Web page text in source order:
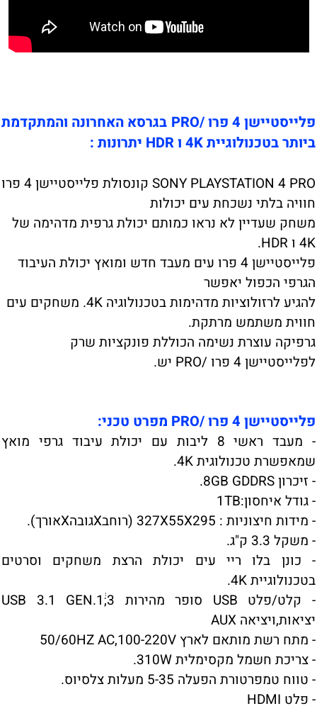
פלייסטיישן 4 פרו /PRO בגרסא האחרונה והמתקדמת
ביותר בטכנולוגיית 4K ו HDR יתרונות :
SONY PLAYSTATION 4 PRO קונסולת פלייסטיישן 4 פרו
חוויה בלתי נשכחת עים יכולות
משחק שעדיין לא נראו כמותם יכולת גרפית מדהימה של
4K ו HDR.
פלייסטיישן 4 פרו עים מעבד חדש ומואץ יכולת העיבוד
הגרפי הכפול יאפשר
להגיע לרזולוציות מדהימות בטכנולוגיה 4K. משחקים עים
חווית משתמש מרתקת.
גרפיקה עוצרת נשימה הכוללת פונקציות שרק
לפלייסטיישן 4 פרו /PRO יש.
פלייסטיישן 4 פרו /PRO מפרט טכני:
- מעבד ראשי 8 ליבות עם יכולת עיבוד גרפי מואץ
שמאפשרת טכנולוגית 4K.
- זיכרון 8GB GDDRS.
- גודל איחסון:1TB
- מידות חיצוניות : 327X55X295 (רוחבXגובהXאורך).
- משקל 3.3 ק"ג.
- כונן בלו ריי עים יכולת הרצת משחקים וסרטים
בטכנולוגיית 4K.
- קלט/פלט USB סופר מהירות USB 3.1 GEN.1ׁׁׁׂ,3
יציאות,ויציאה AUX
- מתח רשת מותאם לארץ 50/60HZ AC,100-220V
- צריכת חשמל מקסימלית 310W.
- טווח טמפרטורת הפעלה 5-35 מעלות צלסיוס.
- פלט HDMI